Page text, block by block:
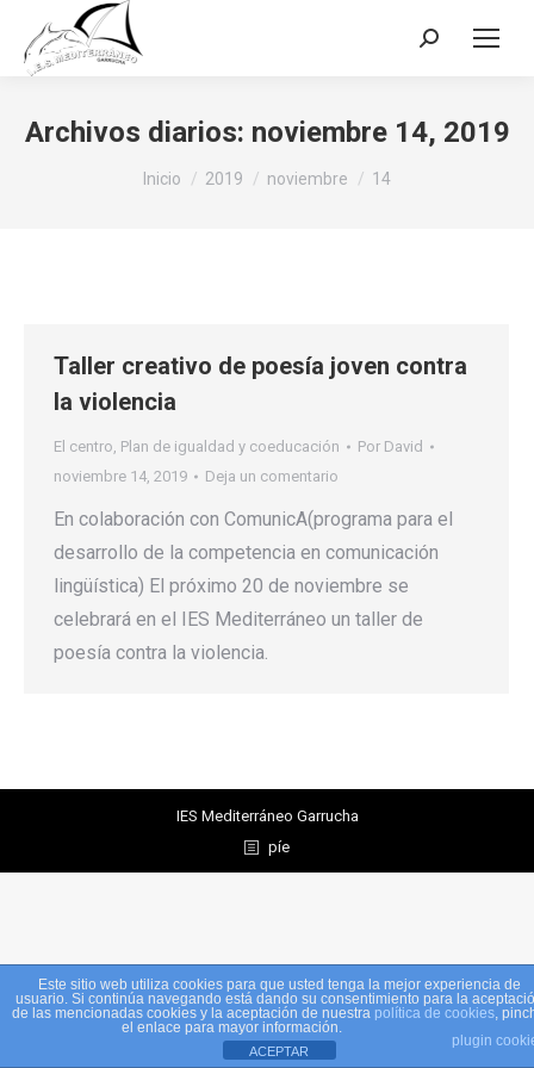
Buscar:
Archivos diarios: noviembre 14, 2019
Estás aquí:
Inicio 2019 noviembre 14
Taller creativo de poesía joven contra
la violencia
El centro, Plan de igualdad y coeducación Por David
noviembre 14, 2019
Deja un comentario
En colaboración con ComunicA(programa para el
desarrollo de la competencia en comunicación
lingüística) El próximo 20 de noviembre se
celebrará en el IES Mediterráneo un taller de
poesía contra la violencia.
IES Mediterráneo Garrucha
píe
Este sitio web utiliza cookies para que usted tenga la mejor experiencia de
usuario. Si continúa navegando está dando su consentimiento para la
de las mencionadas cookies y la aceptación de nuestra política de cookies,
el enlace para mayor información.
plugin
ACEPTAR